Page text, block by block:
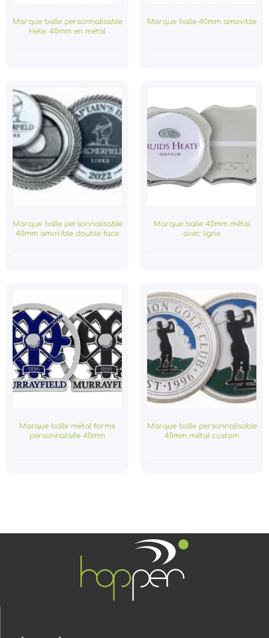
Marque balle personnalisable
Helix 40mm en métal
Marque balle 40mm amovible
Marque balle personnalisable
40mm amovible double face
Marque balle 40mm métal
avec ligne
Marque balle métal forme
personnalisée 40mm
Marque balle personnalisable
40mm métal custom